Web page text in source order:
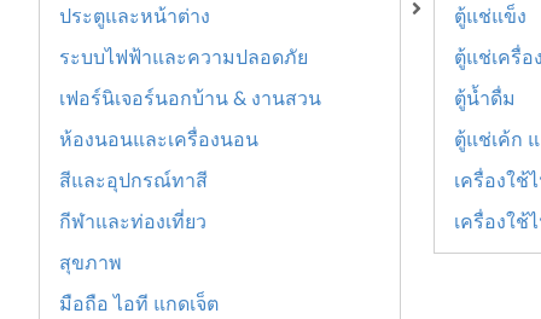
ประตูและหน้าต่าง
ระบบไฟฟ้าและความปลอดภัย
เฟอร์นิเจอร์นอกบ้าน & งานสวน
ห้องนอนและเครื่องนอน
สีและอุปกรณ์ทาสี
กีฬาและท่องเที่ยว
สุขภาพ
มือถือ ไอที แกดเจ็ต
ตู้แช่แข็ง
ตู้แช่เครื่อ
ตู้น้ำดื่ม
ตู้แช่เค้ก
เครื่องใช้
เครื่องใช้